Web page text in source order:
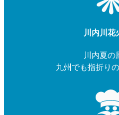
川内川花
川内夏の
九州でも指折り